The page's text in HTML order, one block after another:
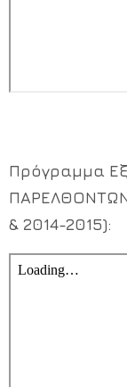
Πρόγραμμα
ΠΑΡΕΛΘΟΝΤΩΝ
& 2014-2015):